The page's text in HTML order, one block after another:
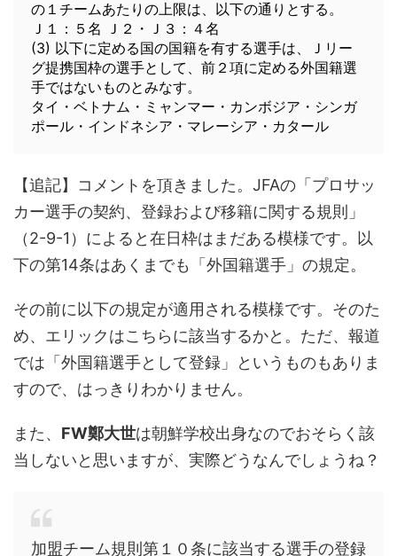
の１チームあたりの上限は、以下の通りとする。
Ｊ１：５名 Ｊ２・Ｊ３：４名
(3) 以下に定める国の国籍を有する選手は、Ｊリー
グ提携国枠の選手として、前２項に定める外国籍選
手ではないものとみなす。
タイ・ベトナム・ミャンマー・カンボジア・シンガ
ポール・インドネシア・マレーシア・カタール
【追記】コメントを頂きました。JFAの「プロサッ
カー選手の契約、登録および移籍に関する規則」
（2-9-1）によると在日枠はまだある模様です。以
下の第14条はあくまでも「外国籍選手」の規定。
その前に以下の規定が適用される模様です。そのた
め、エリックはこちらに該当するかと。ただ、報道
では「外国籍選手として登録」というものもありま
すので、はっきりわかりません。
また、 FW鄭大世は朝鮮学校出身なのでおそらく該
当しないと思いますが、実際どうなんでしょうね？
加盟チーム規則第１０条に該当する選手の登録